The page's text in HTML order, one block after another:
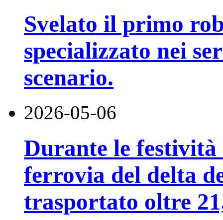
Svelato il primo
specializzato nei
scenario.
2026-05-06
Durante le
ferrovia del delta
trasportato oltre